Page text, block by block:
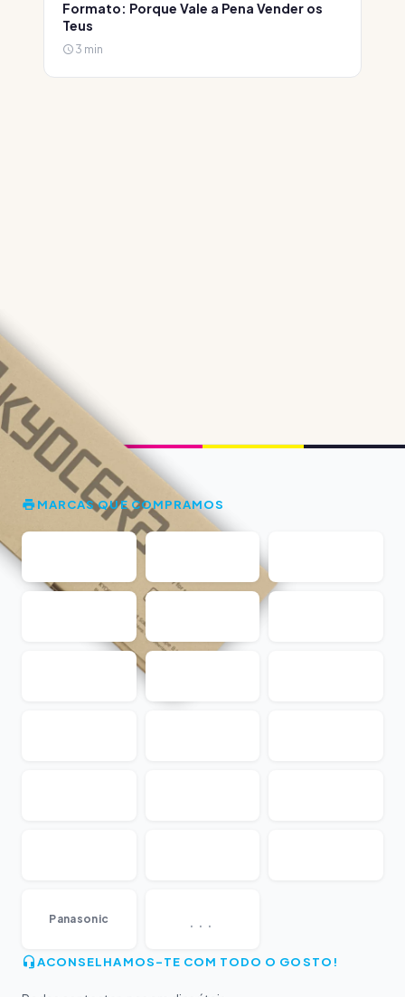
Formato: Porque Vale a Pena Vender os
Teus
3 min
MARCAS QUE COMPRAMOS
Panasonic
ACONSELHAMOS-TE COM TODO O GOSTO!